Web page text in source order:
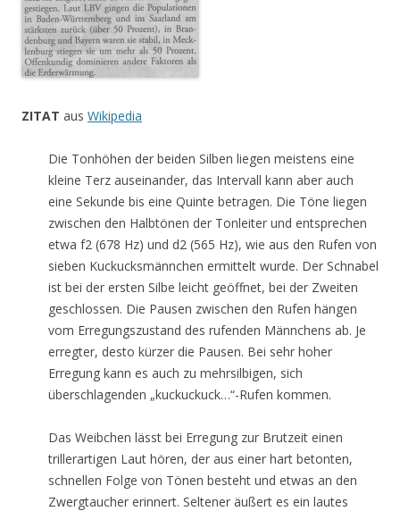
ZITAT aus Wikipedia
Die Tonhöhen der beiden Silben liegen meistens eine
kleine Terz auseinander, das Intervall kann aber auch
eine Sekunde bis eine Quinte betragen. Die Töne liegen
zwischen den Halbtönen der Tonleiter und entsprechen
etwa f2 (678 Hz) und d2 (565 Hz), wie aus den Rufen von
sieben Kuckucksmännchen ermittelt wurde. Der Schnabel
ist bei der ersten Silbe leicht geöffnet, bei der Zweiten
geschlossen. Die Pausen zwischen den Rufen hängen
vom Erregungszustand des rufenden Männchens ab. Je
erregter, desto kürzer die Pausen. Bei sehr hoher
Erregung kann es auch zu mehrsilbigen, sich
überschlagenden „kuckuckuck…“-Rufen kommen.
Das Weibchen lässt bei Erregung zur Brutzeit einen
trillerartigen Laut hören, der aus einer hart betonten,
schnellen Folge von Tönen besteht und etwas an den
Zwergtaucher erinnert. Seltener äußert es ein lautes